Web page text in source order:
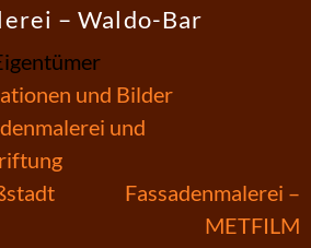
– Waldo-Bar
und Bilder
und
Fassadenmalerei –
METFILM